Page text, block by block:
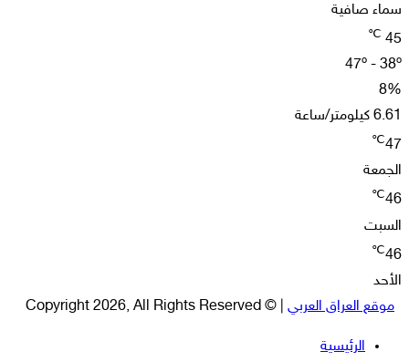
سماء صافية
45
℃
47º - 38º
8%
6.61 كيلومتر/ساعة
47
℃
الجمعة
46
℃
السبت
46
℃
الأحد
موقع العراق العربي | © Copyright 2026, All Rights Reserved
الرئيسية